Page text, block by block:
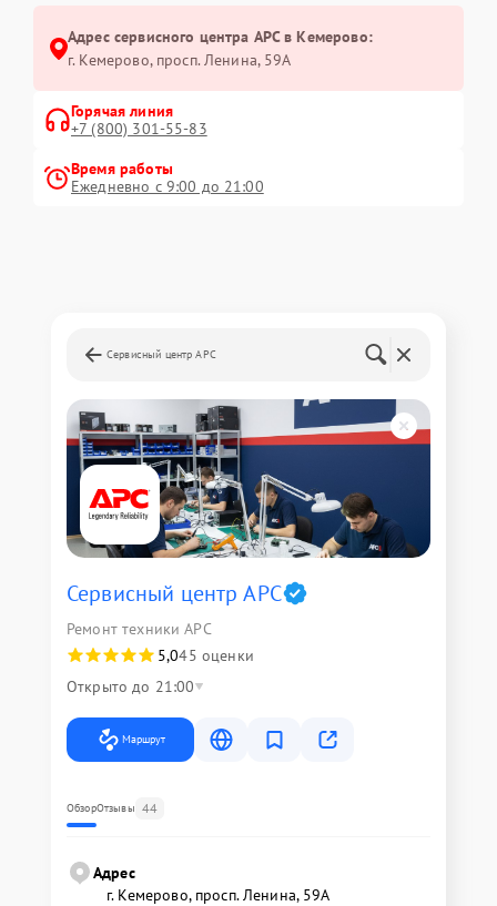
Адрес сервисного центра APC в Кемерово:
г. Кемерово, просп. Ленина, 59А
Горячая линия
+7 (800) 301-55-83
Время работы
Ежедневно с 9:00 до 21:00
Сервисный центр APC
Сервисный центр APC
Ремонт техники APC
5,045 оценки
Открыто до 21:00
Маршрут
ОбзорОтзывы 44
Адрес
г. Кемерово, просп. Ленина, 59А